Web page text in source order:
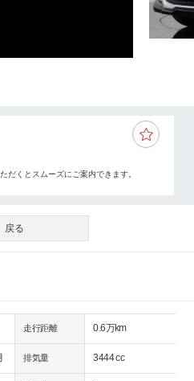
だくとスムーズにご案内できます。
戻る
走行距離 0.6万km
排気量 3444 cc